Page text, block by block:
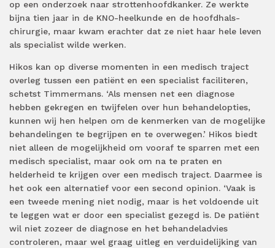
op een onderzoek naar strottenhoofdkanker. Ze werkte
bijna tien jaar in de KNO-heelkunde en de hoofdhals-
chirurgie, maar kwam erachter dat ze niet haar hele leven
als specialist wilde werken.
Hikos kan op diverse momenten in een medisch traject
overleg tussen een patiënt en een specialist faciliteren,
schetst Timmermans. ‘Als mensen net een diagnose
hebben gekregen en twijfelen over hun behandelopties,
kunnen wij hen helpen om de kenmerken van de mogelijke
behandelingen te begrijpen en te overwegen.’ Hikos biedt
niet alleen de mogelijkheid om vooraf te sparren met een
medisch specialist, maar ook om na te praten en
helderheid te krijgen over een medisch traject. Daarmee is
het ook een alternatief voor een second opinion. ‘Vaak is
een tweede mening niet nodig, maar is het voldoende uit
te leggen wat er door een specialist gezegd is. De patiënt
wil niet zozeer de diagnose en het behandeladvies
controleren, maar wel graag uitleg en verduidelijking van